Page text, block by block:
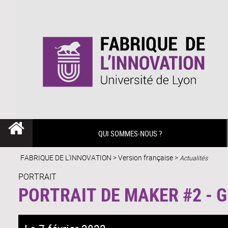
QUI SOMMES-NOUS ?
FABRIQUE DE L'INNOVATION >Version française>Actualités
PORTRAIT
PORTRAIT DE MAKER #2 -